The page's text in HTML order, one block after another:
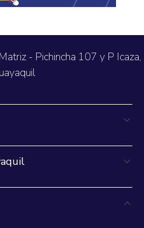
- Pichincha 107 y P Icaza,